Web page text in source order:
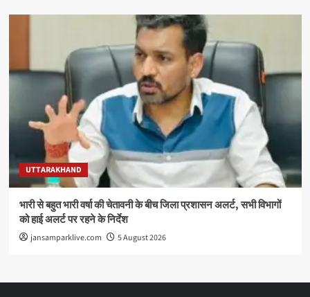
UTTARAKHAND
भारी से बहुत भारी वर्षा की चेतावनी के बीच जिला प्रशासन अलर्ट, सभी विभागों
को हाई अलर्ट पर रहने के निर्देश
jansamparklive.com 5 August 2026